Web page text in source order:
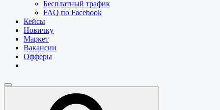
Бесплатный трафик
FAQ по Facebook
Кейсы
Новичку
Маркет
Вакансии
Офферы